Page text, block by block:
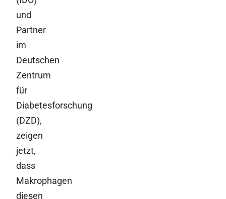
und
Partner
im
Deutschen
Zentrum
für
Diabetesforschung
(DZD),
zeigen
jetzt,
dass
Makrophagen
diesen